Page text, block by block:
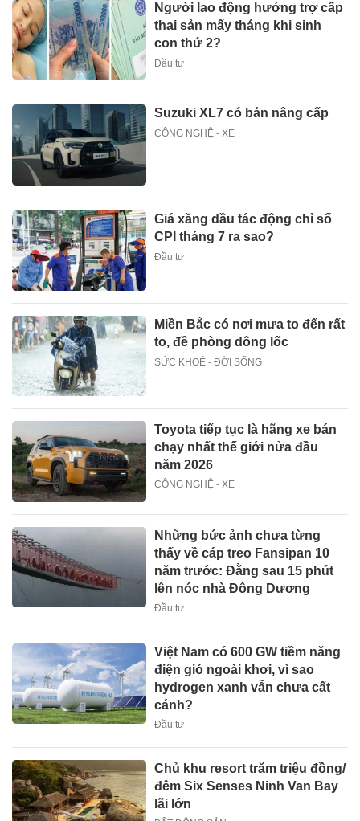
Người lao động hưởng trợ cấp
thai sản mấy tháng khi sinh
con thứ 2?
Đầu tư
Suzuki XL7 có bản nâng cấp
CÔNG NGHỆ - XE
Giá xăng dầu tác động chỉ số
CPI tháng 7 ra sao?
Đầu tư
Miền Bắc có nơi mưa to đến rất
to, đề phòng dông lốc
SỨC KHOẺ - ĐỜI SỐNG
Toyota tiếp tục là hãng xe bán
chạy nhất thế giới nửa đầu
năm 2026
CÔNG NGHỆ - XE
Những bức ảnh chưa từng
thấy về cáp treo Fansipan 10
năm trước: Đằng sau 15 phút
lên nóc nhà Đông Dương
Đầu tư
Việt Nam có 600 GW tiềm năng
điện gió ngoài khơi, vì sao
hydrogen xanh vẫn chưa cất
cánh?
Đầu tư
Chủ khu resort trăm triệu đồng/
đêm Six Senses Ninh Van Bay
lãi lớn